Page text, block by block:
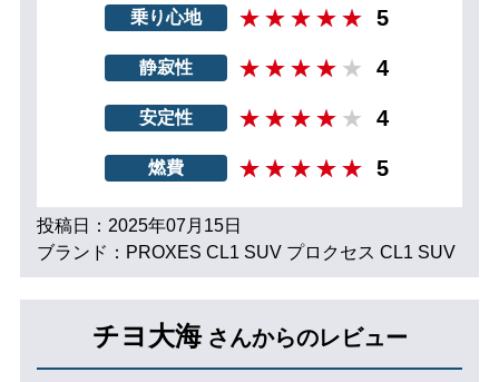
乗り心地 5
静寂性 4
安定性 4
燃費 5
投稿日：2025年07月15日
ブランド：PROXES CL1 SUV プロクセス CL1 SUV
チヨ大海 さんからのレビュー